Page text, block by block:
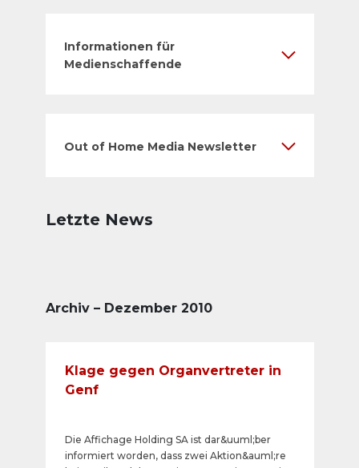
Informationen für
Medienschaffende
Out of Home Media Newsletter
Letzte News
Archiv – Dezember 2010
Klage gegen Organvertreter in
Genf
Die Affichage Holding SA ist dar&uuml;ber
informiert worden, dass zwei Aktion&auml;re